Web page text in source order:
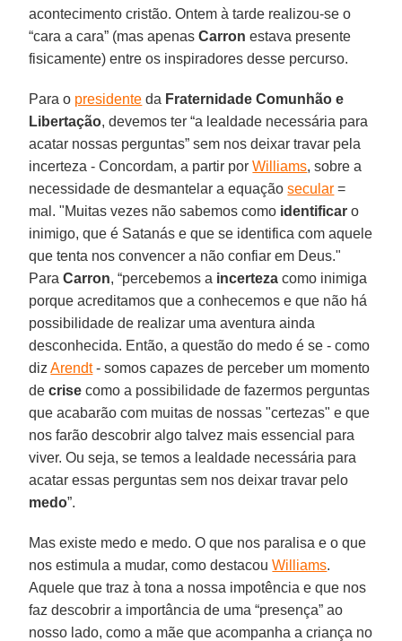
acontecimento cristão. Ontem à tarde realizou-se o
“cara a cara” (mas apenasCarron estava presente
fisicamente) entre os inspiradores desse percurso.
Para o presidente da Fraternidade Comunhão e
Libertação, devemos ter “a lealdade necessária para
acatar nossas perguntas” sem nos deixar travar pela
incerteza - Concordam, a partir porWilliams, sobre a
necessidade de desmantelar a equaçãosecular =
mal. "Muitas vezes não sabemos como identificar o
inimigo, que é Satanás e que se identifica com aquele
que tenta nos convencer a não confiar em Deus."
ParaCarron, “percebemos a incerteza como inimiga
porque acreditamos que a conhecemos e que não há
possibilidade de realizar uma aventura ainda
desconhecida. Então, a questão do medo é se - como
dizArendt- somos capazes de perceber um momento
decrise como a possibilidade de fazermos perguntas
que acabarão com muitas de nossas "certezas" e que
nos farão descobrir algo talvez mais essencial para
viver. Ou seja, se temos a lealdade necessária para
acatar essas perguntas sem nos deixar travar pelo
medo”.
Mas existe medo e medo. O que nos paralisa e o que
nos estimula a mudar, como destacouWilliams.
Aquele que traz à tona a nossa impotência e que nos
faz descobrir a importância de uma “presença” ao
nosso lado, como a mãe que acompanha a criança no